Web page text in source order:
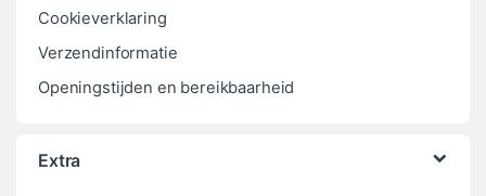
Cookieverklaring
Verzendinformatie
Openingstijden en bereikbaarheid
Extra